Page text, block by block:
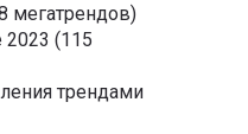
мегатрендов)
2023 (115
трендами